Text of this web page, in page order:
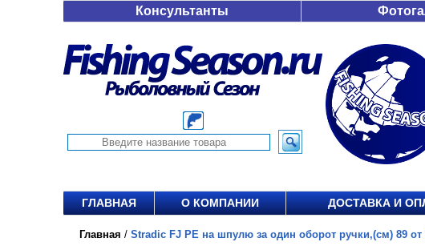
Консультанты
ГЛАВНАЯ О КОМПАНИИ ДОСТАВКА И
Главная / Stradic FJ PE на шпулю за один оборот ручки,(см) 89 от